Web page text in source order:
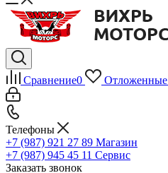
Сравнение0 Отложенные
Телефоны
+7 (987) 921 27 89 Магазин
+7 (987) 945 45 11 Сервис
Заказать звонок